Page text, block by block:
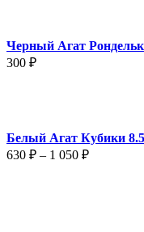
Черный Агат
300 ₽
Белый Агат Кубики
630 ₽ – 1 050 ₽Диапазон